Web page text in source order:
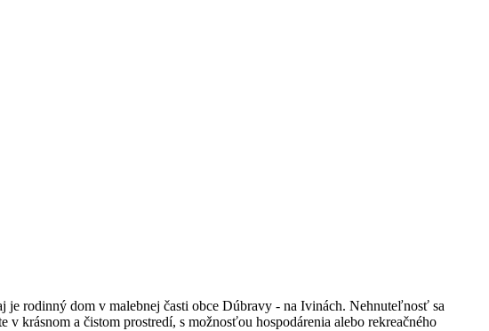
rodinný dom v malebnej časti obce Dúbravy - na Ivinách. Nehnuteľnosť sa
krásnom a čistom prostredí, s možnosťou hospodárenia alebo rekreačného